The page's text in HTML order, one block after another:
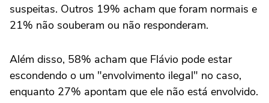
suspeitas. Outros 19% acham que foram normais e
21% não souberam ou não responderam.
Além disso, 58% acham que Flávio pode estar
escondendo o um "envolvimento ilegal" no caso,
enquanto 27% apontam que ele não está envolvido.